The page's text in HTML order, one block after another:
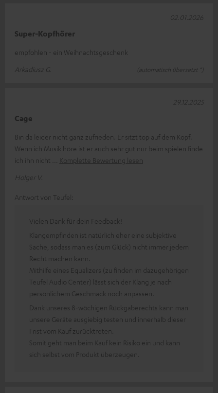
Super-Kopfhörer
empfohlen - ein Weihnachtsgeschenk
Arkadiusz G.
(automatisch übersetzt *)
02.01.2026
Cage
Bin da leider nicht ganz zufrieden. Er sitzt top auf dem Kopf.
Wenn ich Musik höre ist er auch sehr gut nur beim spielen finde
ich ihn nicht
Komplette Bewertung lesen
Holger V.
29.12.2025
Antwort von Teufel:
Vielen Dank für dein Feedback!
Klangempfinden ist natürlich eher eine subjektive
Sache, sodass man es (zum Glück) nicht immer jedem
Recht machen kann.
Mithilfe eines Equalizers (zu finden im dazugehörigen
Teufel Audio Center) lässt sich der Klang je nach
persönlichem Geschmack noch anpassen.
Dank unseres 8-wöchigen Rückgaberechts kann man
unsere Geräte ausgiebig testen und innerhalb dieser
Frist vom Kauf zurücktreten.
Somit geht man beim Kauf kein Risiko ein und kann
sich selbst vom Produkt überzeugen.